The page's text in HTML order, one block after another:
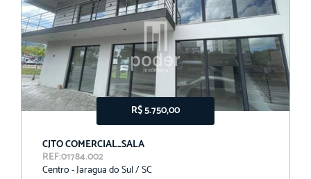
R$ 5.750,00
CJTO COMERCIAL_SALA
REF:01784.002
Centro - Jaragua do Sul / SC